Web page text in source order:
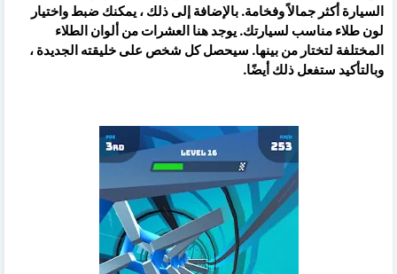
السيارة أكثر جمالاً وفخامة. بالإضافة إلى ذلك ، يمكنك ضبط واختيار
لون طلاء مناسب لسيارتك. يوجد هنا العشرات من ألوان الطلاء
المختلفة لتختار من بينها. سيحصل كل شخص على خليقته الجديدة ،
وبالتأكيد ستفعل ذلك أيضًا.